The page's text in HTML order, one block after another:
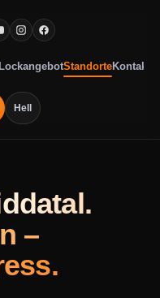
StandorteKontakt
Hell
–